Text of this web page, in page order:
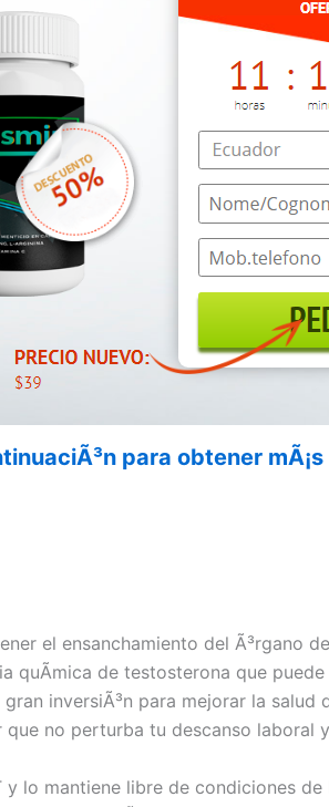
para obtener
el ensanchamiento del Ã³rgano
quÃ­mica de testosterona que
inversiÃ³n para mejorar la
no perturba tu descanso laboral
lo mantiene libre de condiciones de